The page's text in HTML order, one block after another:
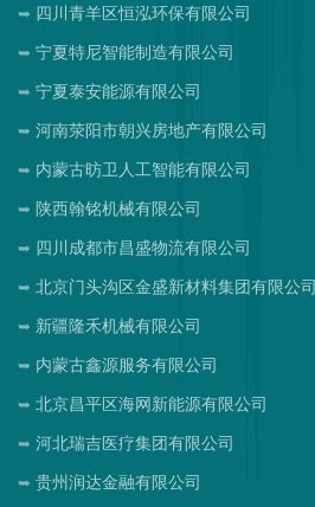
四川青羊区恒泓环保有限公司
宁夏特尼智能制造有限公司
宁夏泰安能源有限公司
河南荥阳市朝兴房地产有限公司
内蒙古昉卫人工智能有限公司
陕西翰铭机械有限公司
四川成都市昌盛物流有限公司
北京门头沟区金盛新材料集团有限公司
新疆隆禾机械有限公司
内蒙古鑫源服务有限公司
北京昌平区海网新能源有限公司
河北瑞吉医疗集团有限公司
贵州润达金融有限公司